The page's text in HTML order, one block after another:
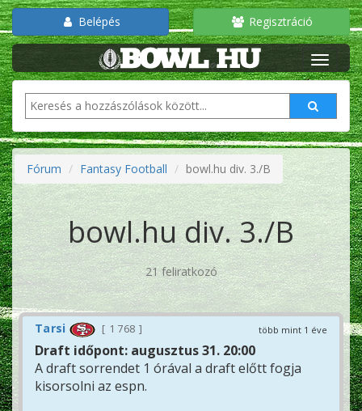
Belépés Regisztráció
Fórum Fantasy Football bowl.hu div. 3./B
bowl.hu div. 3./B
21 feliratkozó
több mint 1 éve
Tarsi 1 768
Draft időpont: augusztus 31. 20:00
A draft sorrendet 1 órával a draft előtt fogja
kisorsolni az espn.